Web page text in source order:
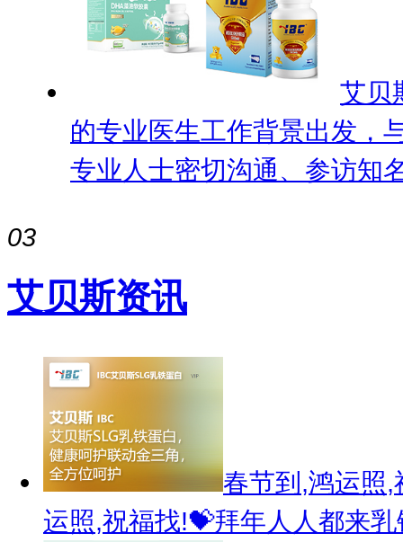
艾贝
的专业医生工作背景出发，
专业人士密切沟通、参访知
03
艾贝斯资讯
春节到,鸿运照
运照,祝福找!💝拜年人人都来